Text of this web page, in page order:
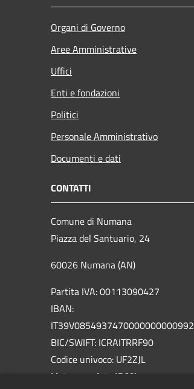
Organi di Governo
Aree Amministrative
Uffici
Enti e fondazioni
Politici
Personale Amministrativo
Documenti e dati
CONTATTI
Comune di Numana
Piazza del Santuario, 24
60026 Numana (AN)
Partita IVA: 00113090427
IBAN:
IT39V0854937470000000000992
BIC/SWIFT: ICRAITRRF90
Codice univoco: UF2ZJL
Lista completa IBAN